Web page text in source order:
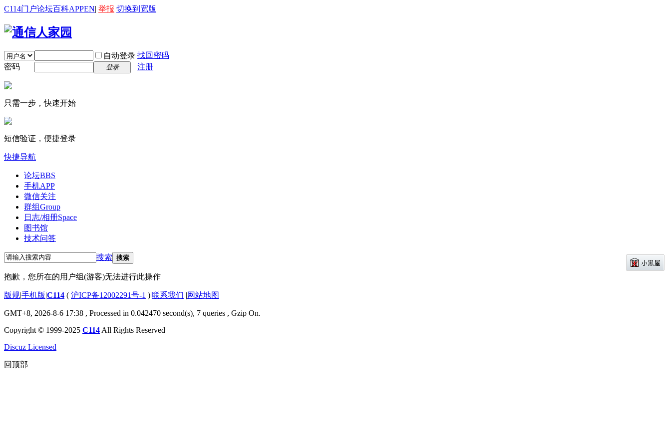
C114门户论坛百科APPEN| 举报 切换到宽版
自动登录 找回密码
密码
登录 注册
只需一步，快速开始
短信验证，便捷登录
快捷导航
论坛BBS
手机APP
微信关注
群组Group
日志/相册Space
图书馆
技术问答
搜索 搜索
抱歉，您所在的用户组(游客)无法进行此操作
版规|手机版|C114 ( 沪ICP备12002291号-1 )|联系我们 |网站地图
GMT+8, 2026-8-6 17:38 , Processed in 0.042470 second(s), 7 queries , Gzip On.
Copyright © 1999-2025 C114 All Rights Reserved
Discuz Licensed
回顶部